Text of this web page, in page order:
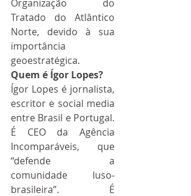
Organização do
Tratado do Atlântico
Norte, devido à sua
importância
geoestratégica.
Quem é Ígor Lopes?
Ígor Lopes é jornalista,
escritor e social media
entre Brasil e Portugal.
É CEO da Agência
Incomparáveis, que
“defende a
comunidade luso-
brasileira”. É